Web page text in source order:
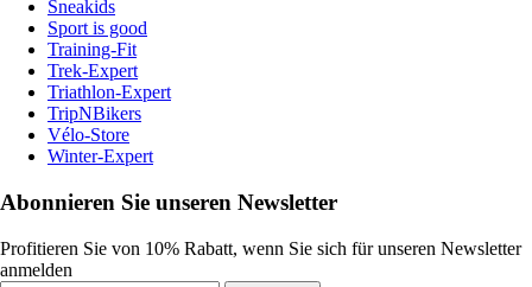
Sneakids
Sport is good
Training-Fit
Trek-Expert
Triathlon-Expert
TripNBikers
Vélo-Store
Winter-Expert
Abonnieren Sie unseren Newsletter
Profitieren Sie von 10% Rabatt, wenn Sie sich für unseren Newsletter
anmelden